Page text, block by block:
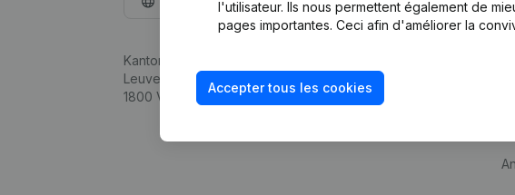
l'utilisateur. Ils nous permettent également de
pages importantes. Ceci afin d'améliorer la
Accepter tous les cookies
Kantorenpark Everest
Leuvensesteenweg 248D,
1800 Vilvoorde